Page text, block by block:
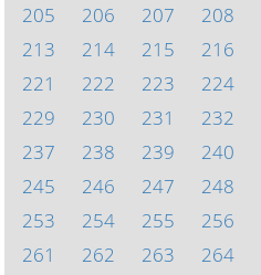
205
206 207 208
213
214 215 216
221
222 223 224
229
230 231 232
237
238 239 240
245
246 247 248
253
254 255 256
261
262 263 264